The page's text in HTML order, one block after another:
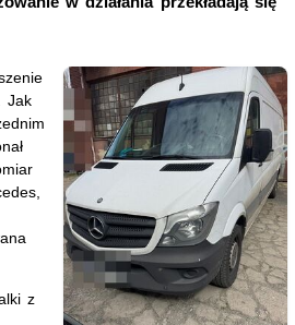
Jak
z